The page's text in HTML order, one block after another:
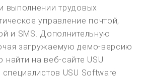
выполнении трудовых
управление почтой,
и SMS. Дополнительную
загружаемую демо-версию
на веб-сайте USU
USU Software